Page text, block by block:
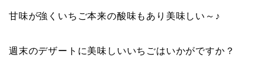
甘味が強く いちご本来の酸味もあり美味しい～♪
週末のデザートに美味しいいちごはいかがですか？